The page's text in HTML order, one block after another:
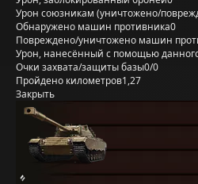
Урон союзникам (уничтожено/
Обнаружено машин противника0
Повреждено/уничтожено машин
Урон, нанесённый с помощью
Очки захвата/защиты базы0/0
Пройдено километров1,27
Закрыть